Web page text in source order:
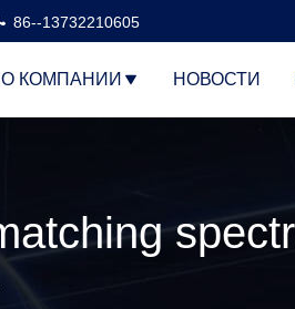
86--13732210605
О КОМПАНИИ НОВОСТИ